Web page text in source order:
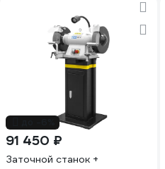
91 450 ₽
Заточной станок +